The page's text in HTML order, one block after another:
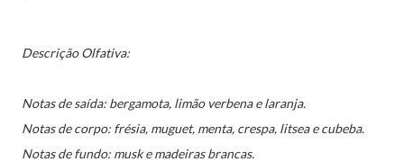
Descrição Olfativa:
Notas de saída: bergamota, limão verbena e laranja.
Notas de corpo: frésia, muguet, menta, crespa, litsea e cubeba.
Notas de fundo: musk e madeiras brancas.